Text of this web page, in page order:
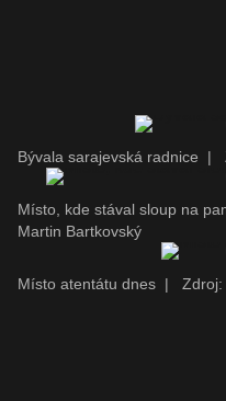
Bývala sarajevská radnice |
Místo, kde stával sloup na
Martin Bartkovský
Místo atentátu dnes | Zdroj: